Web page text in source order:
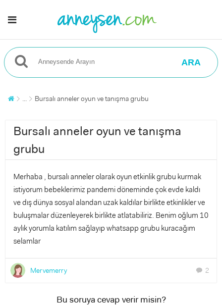
ARA
... Bursalı anneler oyun ve tanışma grubu
Bursalı anneler oyun ve tanışma
grubu
Merhaba , bursalı anneler olarak oyun etkinlik grubu kurmak
istiyorum bebeklerimiz pandemi döneminde çok evde kaldı
ve dış dünya sosyal alandan uzak kaldılar birlikte etkinlikler ve
buluşmalar düzenleyerek birlikte atlatabiliriz. Benim oğlum 10
aylık yorumla katılım sağlayıp whatsapp grubu kuracağım
selamlar
Mervemerry chat 2
Bu soruya cevap verir misin?